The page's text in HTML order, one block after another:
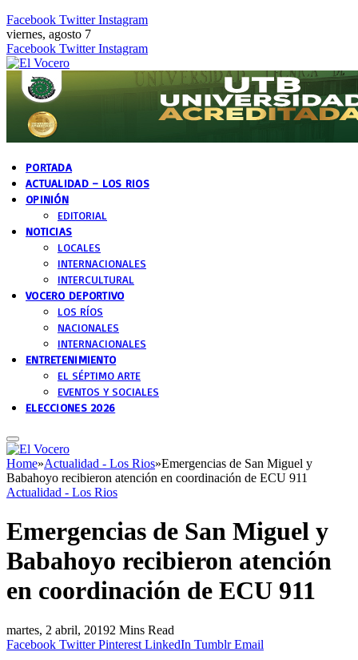
Facebook Twitter Instagram
viernes, agosto 7
Facebook Twitter Instagram
PORTADA
ACTUALIDAD – LOS RIOS
OPINIÓN
EDITORIAL
NOTICIAS
LOCALES
INTERNACIONALES
INTERCULTURAL
VOCERO DEPORTIVO
LOS RÍOS
NACIONALES
INTERNACIONALES
ENTRETENIMIENTO
EL SÉPTIMO ARTE
EVENTOS Y SOCIALES
ELECCIONES 2026
Home»Actualidad - Los Rios»Emergencias de San Miguel y
Babahoyo recibieron atención en coordinación de ECU 911
Actualidad - Los Rios
Emergencias de San Miguel y
Babahoyo recibieron atención
en coordinación de ECU 911
martes, 2 abril, 20192 Mins Read
Facebook Twitter Pinterest LinkedIn Tumblr Email